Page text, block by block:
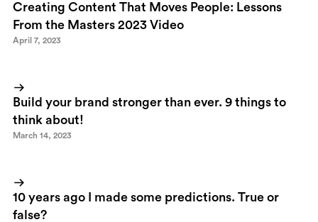
Creating Content That Moves People: Lessons
From the Masters 2023 Video
April 7, 2023
Build your brand stronger than ever. 9 things to
think about!
March 14, 2023
10 years ago I made some predictions. True or
false?